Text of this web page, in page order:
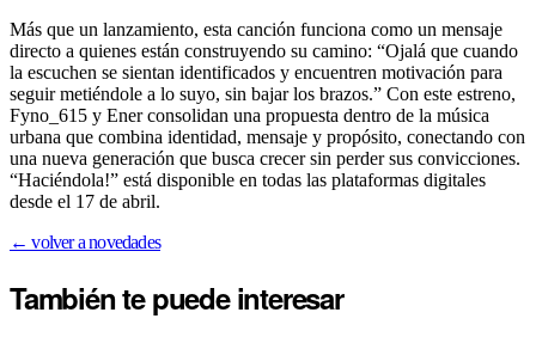
Más que un lanzamiento, esta canción funciona como un mensaje
directo a quienes están construyendo su camino: “Ojalá que cuando
la escuchen se sientan identificados y encuentren motivación para
seguir metiéndole a lo suyo, sin bajar los brazos.” Con este estreno,
Fyno_615 y Ener consolidan una propuesta dentro de la música
urbana que combina identidad, mensaje y propósito, conectando con
una nueva generación que busca crecer sin perder sus convicciones.
“Haciéndola!” está disponible en todas las plataformas digitales
desde el 17 de abril.
← volver a novedades
También te puedeinteresar